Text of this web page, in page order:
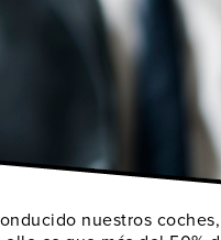
nuestros